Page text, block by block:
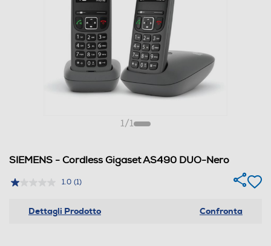
1/1
SIEMENS - Cordless Gigaset AS490 DUO-Nero
1.0 (1)
Dettagli Prodotto Confronta